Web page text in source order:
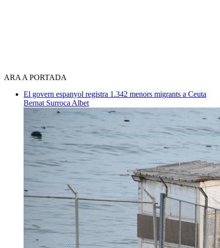
ARA A PORTADA
El govern espanyol registra 1.342 menors migrants a Ceuta
Bernat Surroca Albet